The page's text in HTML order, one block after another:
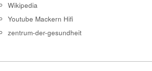
Wikipedia
Youtube Mackern Hifi
zentrum-der-gesundheit